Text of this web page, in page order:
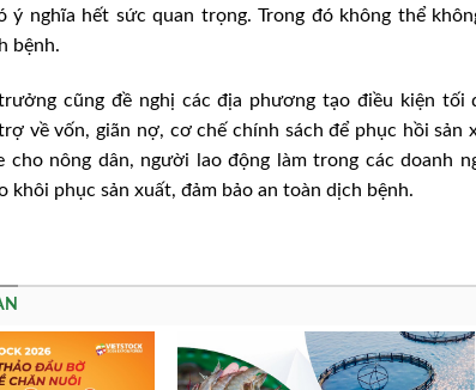
ý nghĩa hết sức quan trọng. Trong đó không thể
bệnh.
cũng đề nghị các địa phương tạo điều kiện tối
về vốn, giãn nợ, cơ chế chính sách để phục hồi
cho nông dân, người lao động làm trong các doanh
khôi phục sản xuất, đảm bảo an toàn dịch bệnh.